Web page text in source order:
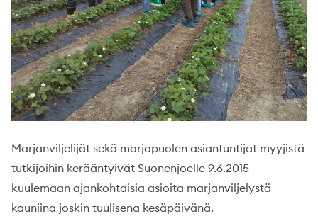
Marjanviljelijät sekä marjapuolen asiantuntijat myyjistä
tutkijoihin kerääntyivät Suonenjoelle 9.6.2015
kuulemaan ajankohtaisia asioita marjanviljelystä
kauniina joskin tuulisena kesäpäivänä.